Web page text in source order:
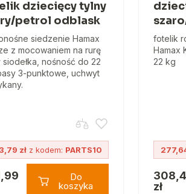
dziecięcy tylny
petrol odblask
siedzenie Hamax
z mocowaniem na rurę
siodełka, nośność do 22
3-punktowe, uchwyt
złz kodem: PARTS10
Do
koszyka
fotelik
Hamax
22 kg
zł